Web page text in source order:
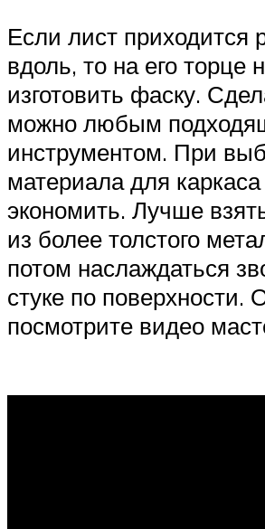
Если лист приходится
вдоль, то на его торце
изготовить фаску.
можно любым
инструментом. При
материала для
экономить. Лучше
из более толстого
потом наслаждаться
стуке по поверхности.
посмотрите видео